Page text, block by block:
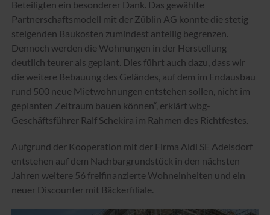
Beteiligten ein besonderer Dank. Das gewählte
Partnerschaftsmodell mit der Züblin AG konnte die stetig
steigenden Baukosten zumindest anteilig begrenzen.
Dennoch werden die Wohnungen in der Herstellung
deutlich teurer als geplant. Dies führt auch dazu, dass wir
die weitere Bebauung des Geländes, auf dem im Endausbau
rund 500 neue Mietwohnungen entstehen sollen, nicht im
geplanten Zeitraum bauen können“, erklärt wbg-
Geschäftsführer Ralf Schekira im Rahmen des Richtfestes.
Aufgrund der Kooperation mit der Firma Aldi SE Adelsdorf
entstehen auf dem Nachbargrundstück in den nächsten
Jahren weitere 56 freifinanzierte Wohneinheiten und ein
neuer Discounter mit Bäckerfiliale.